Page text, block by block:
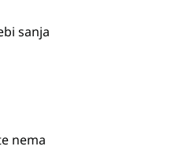
sanja
nema